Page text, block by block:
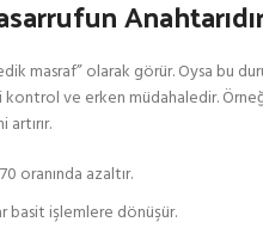
masraf” olarak görür. Oysa bu
ve erken müdahaledir.
oranında azaltır.
basit işlemlere dönüşür.